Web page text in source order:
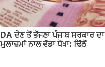
DA ਦੇਣ‌ ਤੋਂ ਭੱਜਣਾ ਪੰਜਾਬ ਸਰਕਾਰ ਦਾ
ਮੁਲਾਜ਼ਮਾਂ ਨਾਲ ਵੱਡਾ ਧੋਖਾ: ਢਿੱਲੋਂ